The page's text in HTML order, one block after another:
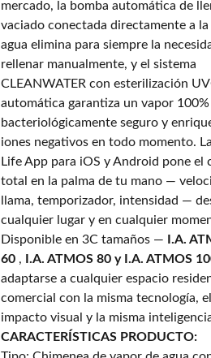
mercado, la bomba automática de
vaciado conectada directamente a la
agua elimina para siempre la
rellenar manualmente, y el sistema
CLEANWATER con esterilización
automática garantiza un vapor
bacteriológicamente seguro y
iones negativos en todo momento.
Life App para iOS y Android pone el
total en la palma de tu mano —
llama, temporizador, intensidad —
cualquier lugar y en cualquier
Disponible en 3C tamaños —
I.A.
60 , I.A. ATMOS 80 y I.A. ATMOS
adaptarse a cualquier espacio
comercial con la misma tecnología,
impacto visual y la misma
CARACTERÍSTICAS PRODUCTO: